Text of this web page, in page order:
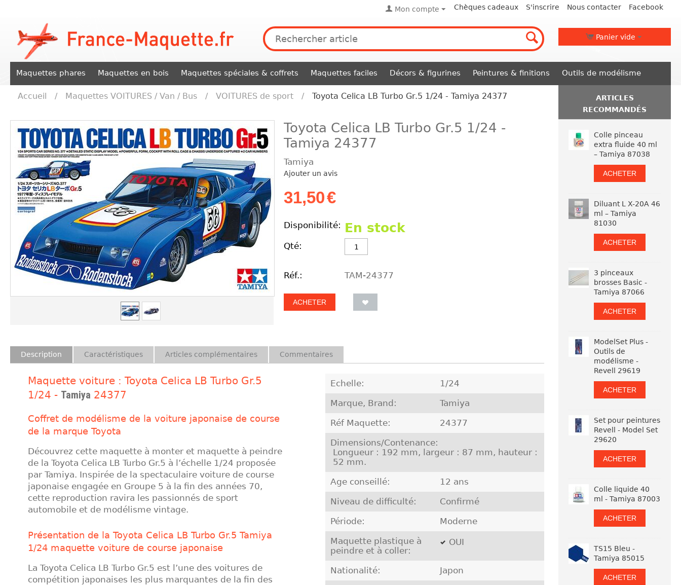
Chèques cadeaux S'inscrire Nous contacter Facebook
Mon compte
Panier vide
Maquettes phares Maquettes en bois Maquettes spéciales & coffrets Maquettes faciles Décors & figurines Peintures & finitions Outils de modélisme
Accueil / Maquettes VOITURES / Van / Bus / VOITURES de sport / Toyota Celica LB Turbo Gr.5 1/24 - Tamiya 24377
Toyota Celica LB Turbo Gr.5 1/24 -
Tamiya 24377
Tamiya
Ajouter un avis
31,50€
Disponibilité: En stock
Qté:
Réf.: TAM-24377
ACHETER
Description Caractéristiques Articles complémentaires Commentaires
Maquette voiture : Toyota Celica LB Turbo Gr.5
1/24 - Tamiya 24377
Coffret de modélisme de la voiture japonaise de course
de la marque Toyota
Découvrez cette maquette à monter et maquette à peindre
de la Toyota Celica LB Turbo Gr.5 à l’échelle 1/24 proposée
par Tamiya. Inspirée de la spectaculaire voiture de course
japonaise engagée en Groupe 5 à la fin des années 70,
cette reproduction ravira les passionnés de sport
automobile et de modélisme vintage.
Présentation de la Toyota Celica LB Turbo Gr.5 Tamiya
1/24 maquette voiture de course japonaise
La Toyota Celica LB Turbo Gr.5 est l’une des voitures de
compétition japonaises les plus marquantes de la fin des
Echelle: 1/24
Marque, Brand: Tamiya
Réf Maquette: 24377
Dimensions/Contenance:
Longueur : 192 mm, largeur : 87 mm, hauteur :
52 mm.
Age conseillé: 12 ans
Niveau de difficulté: Confirmé
Période: Moderne
Maquette plastique à
peindre et à coller:
OUI
Nationalité: Japon
ARTICLES
RECOMMANDÉS
Colle pinceau
extra fluide 40 ml
– Tamiya 87038
ACHETER
Diluant L X-20A 46
ml – Tamiya
81030
ACHETER
3 pinceaux
brosses Basic -
Tamiya 87066
ACHETER
ModelSet Plus -
Outils de
modélisme -
Revell 29619
ACHETER
Set pour peintures
Revell - Model Set
29620
ACHETER
Colle liquide 40
ml - Tamiya 87003
ACHETER
TS15 Bleu -
Tamiya 85015
ACHETER